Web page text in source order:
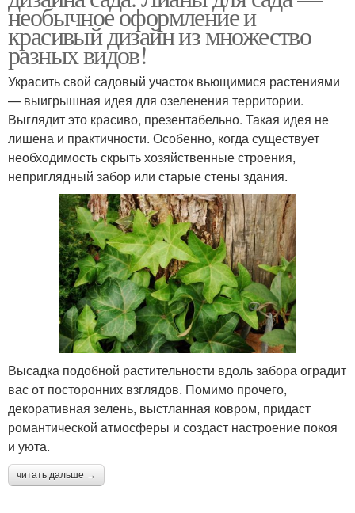
необычное оформление и
красивый дизайн из множество
разных видов!
Украсить свой садовый участок вьющимися растениями
— выигрышная идея для озеленения территории.
Выглядит это красиво, презентабельно. Такая идея не
лишена и практичности. Особенно, когда существует
необходимость скрыть хозяйственные строения,
неприглядный забор или старые стены здания.
Высадка подобной растительности вдоль забора оградит
вас от посторонних взглядов. Помимо прочего,
декоративная зелень, выстланная ковром, придаст
романтической атмосферы и создаст настроение покоя
и уюта.
читать дальше →